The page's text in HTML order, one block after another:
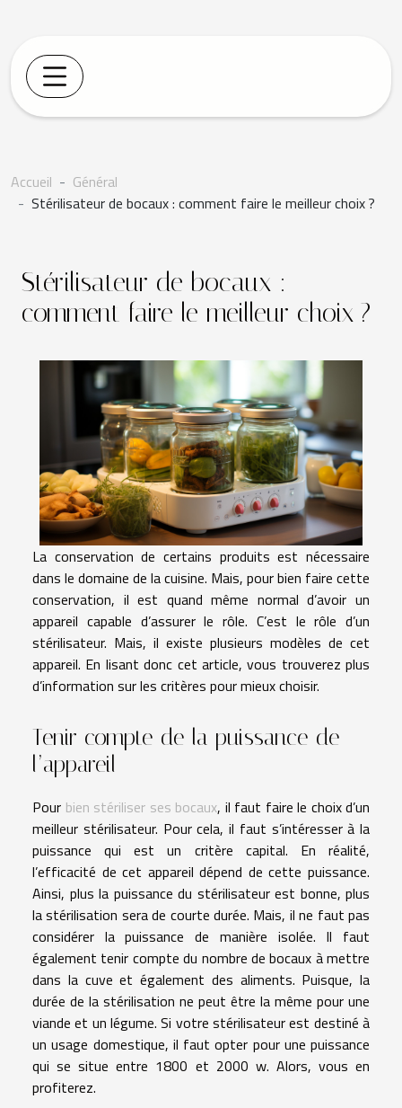
Accueil
Général
Stérilisateur de bocaux : comment faire le meilleur choix ?
Stérilisateur de bocaux :
comment faire le meilleur choix ?
La conservation de certains produits est nécessaire
dans le domaine de la cuisine. Mais, pour bien faire cette
conservation, il est quand même normal d’avoir un
appareil capable d’assurer le rôle. C’est le rôle d’un
stérilisateur. Mais, il existe plusieurs modèles de cet
appareil. En lisant donc cet article, vous trouverez plus
d’information sur les critères pour mieux choisir.
Tenir compte de la puissance de
l’appareil
Pour bien stériliser ses bocaux, il faut faire le choix d’un
meilleur stérilisateur. Pour cela, il faut s’intéresser à la
puissance qui est un critère capital. En réalité,
l’efficacité de cet appareil dépend de cette puissance.
Ainsi, plus la puissance du stérilisateur est bonne, plus
la stérilisation sera de courte durée. Mais, il ne faut pas
considérer la puissance de manière isolée. Il faut
également tenir compte du nombre de bocaux à mettre
dans la cuve et également des aliments. Puisque, la
durée de la stérilisation ne peut être la même pour une
viande et un légume. Si votre stérilisateur est destiné à
un usage domestique, il faut opter pour une puissance
qui se situe entre 1800 et 2000 w. Alors, vous en
profiterez.